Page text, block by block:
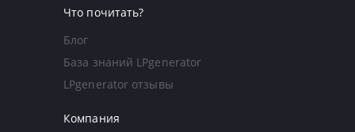
Что почитать?
Блог
База знаний LPgenerator
LPgenerator отзывы
Компания